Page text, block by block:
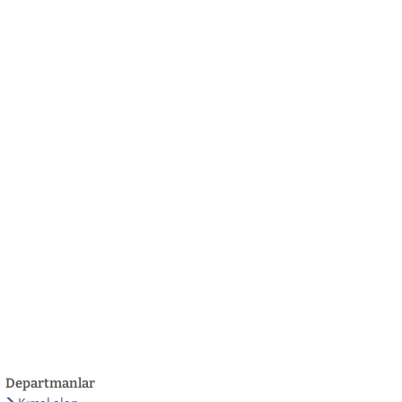
Departmanlar